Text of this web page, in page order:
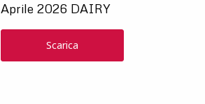
Aprile 2026 DAIRY
Scarica